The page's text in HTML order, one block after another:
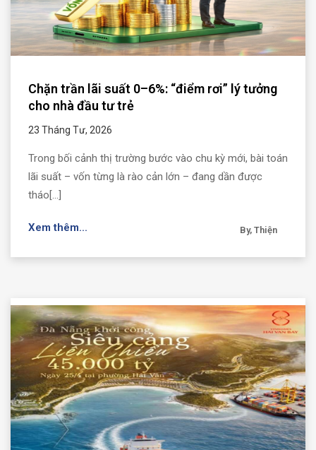
Chặn trần lãi suất 0–6%: “điểm rơi” lý tưởng
cho nhà đầu tư trẻ
23 Tháng Tư, 2026
Trong bối cảnh thị trường bước vào chu kỳ mới, bài toán
lãi suất – vốn từng là rào cản lớn – đang dần được
tháo[...]
Xem thêm... By, Thiện